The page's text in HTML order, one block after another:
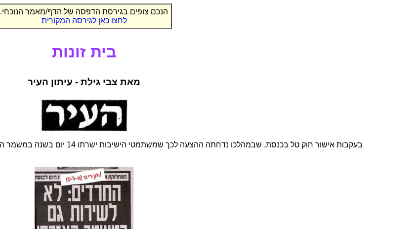
הנכם צופים בגירסת הדפסה של הדף/מאמר הנוכחי.
לחצו כאן לגירסה המקורית
בית זונות
מאת צבי גילת - עיתון העיר
בעקבות אישור חוק טל בכנסת, שבמהלכו נדחתה ההצעה לכך שמשתמטי הישיבות ישרתו 14 יום בשנה במשמר האזרחי,